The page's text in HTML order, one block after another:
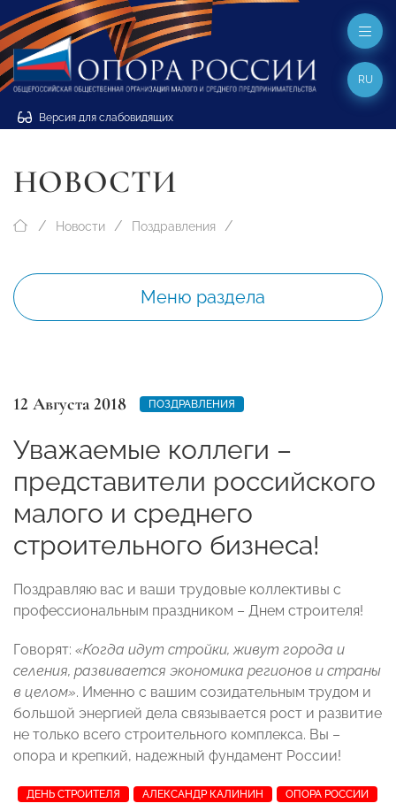
Версия для слабовидящих
RU
НОВОСТИ
Новости Поздравления
Меню раздела
12 Августа 2018 ПОЗДРАВЛЕНИЯ
Уважаемые коллеги –
представители российского
малого и среднего
строительного бизнеса!
Поздравляю вас и ваши трудовые коллективы с
профессиональным праздником – Днем строителя!
Говорят: «Когда идут стройки, живут города и
селения, развивается экономика регионов и страны
в целом». Именно с вашим созидательным трудом и
большой энергией дела связывается рост и развитие
не только всего строительного комплекса. Вы –
опора и крепкий, надежный фундамент России!
ДЕНЬ СТРОИТЕЛЯ АЛЕКСАНДР КАЛИНИН ОПОРА РОССИИ